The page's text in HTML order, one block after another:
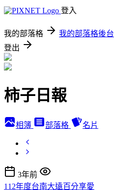
登入
我的部落格 我的部落格後台
登出
柿子日報
相簿 部落格 名片
3年前
112年度台南大遠百分享愛